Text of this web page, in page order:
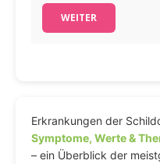
WEITER
Erkrankungen der
Symptome, Werte &
– ein Überblick der